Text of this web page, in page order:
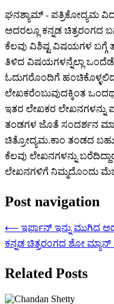
ಘನಶ್ಯಾಮ್ - ಪತ್ರಿಕೋದ್ಯಮ
ಅದರಲ್ಲೂ ಕನ್ನಡ ಚಿತ್ರರಂಗದ
ಕೆಲವು ವಿಶಿಷ್ಟ ವಿಷಯಗಳ ಬಗ್ಗೆ
ತಿಳಿದ ವಿಷಯಗಳನ್ನೆಲ್ಲಾ ಒಂದೆಡೆ
ಓದುಗರೊಂದಿಗೆ
ಲೇಖಕರೆಂಬುವುದಕ್ಕಿಂತ
ಇತರ ಲೇಖಕರ ಲೇಖನಗಳನ್ನು
ತಂಡಗಳ ಜೊತೆ ಸಂದರ್ಶನ
ಚಿತ್ರೋದ್ಯಮ.ಕಾಂ ತಂಡದ ಬಹು
ಕೆಲವು ಲೇಖನಗಳನ್ನು
ಲೇಖನಗಳಿಗೆ ನಿಮ್ಮದೊಂದು
Post navigation
⟵ ಇರ್ಫಾನ್ ಇನ್ನು ಮುಗಿದ
ಕನ್ನಡ ಚಿತ್ರರಂಗದ ಶೋ ಮ್ಯಾನ್
Related Posts